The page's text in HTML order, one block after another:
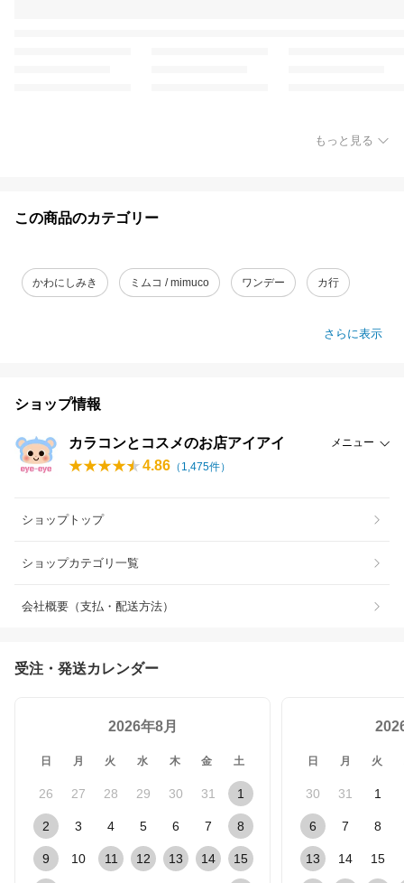
もっと見る
この商品のカテゴリー
かわにしみき ミムコ / mimuco ワンデー カ行
さらに表示
ショップ情報
カラコンとコスメのお店アイアイ メニュー
4.86 （ 1,475件）
ショップトップ
ショップカテゴリ一覧
会社概要（支払・配送方法）
受注・発送カレンダー
2026年8月
日 月 火 水 木 金 土
26 27 28 29 30 31 1
2 3 4 5 6 7 8
9 10 11 12 13 14 15
日 月 火
30 31 1
6 7 8
13 14 15